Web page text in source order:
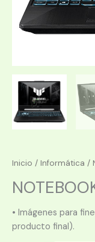
Inicio / Informática /
• Imágenes para
producto final).